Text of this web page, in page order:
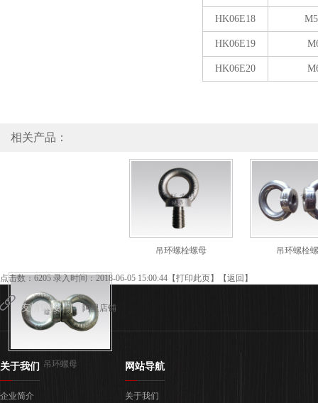
HK06E18
HK06E19
HK06E20
相关产品：
吊环螺母
吊环螺栓螺母 吊环螺栓
点击数：6205 录入时间：2018-06-05 15:00:44【打印此页】【返回 】
友情链接 | 阿里店铺
关于我们
企业简介
网站导航
关于我们